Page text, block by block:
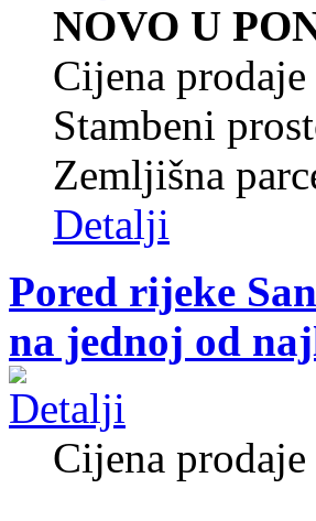
NOVO U
Cijena prodaje
Stambeni
Zemljišna
Detalji
Pored rijeke
na jednoj od
Cijena prodaje